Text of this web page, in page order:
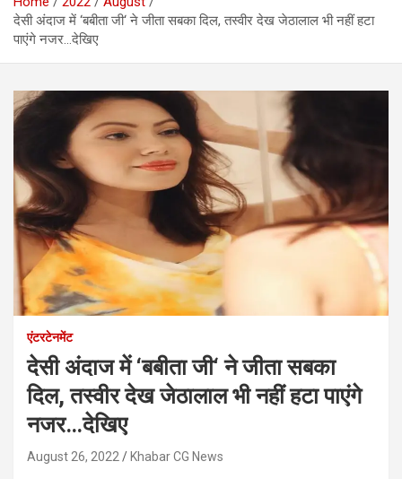
देसी अंदाज में ‘बबीता जी‘ ने जीता सबका दिल, तस्वीर देख जेठालाल भी नहीं हटा
पाएंगे नजर…देखिए
एंटरटेनमेंट
देसी अंदाज में ‘बबीता जी‘ ने जीता सबका
दिल, तस्वीर देख जेठालाल भी नहीं हटा पाएंगे
नजर…देखिए
August 26, 2022 Khabar CG News